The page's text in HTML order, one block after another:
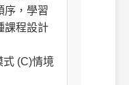
序，學習
課程設計
式 (C)情境